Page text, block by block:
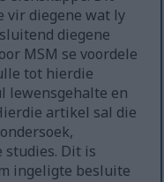
vir diegene wat ly
diegene
MSM se voordele
tot hierdie
lewensgehalte en
artikel sal die
Dit is
ingeligte besluite